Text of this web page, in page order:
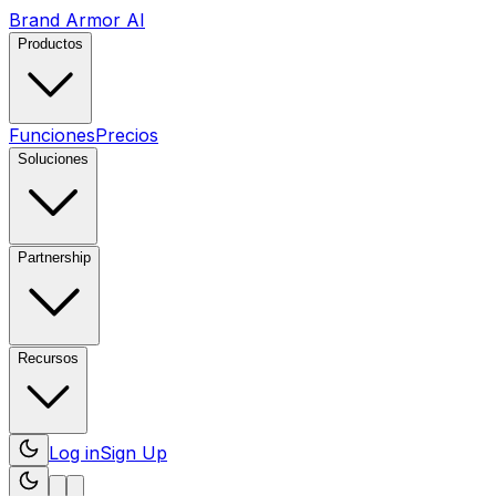
Brand Armor AI
Productos
FuncionesPrecios
Soluciones
Partnership
Recursos
Log inSign Up